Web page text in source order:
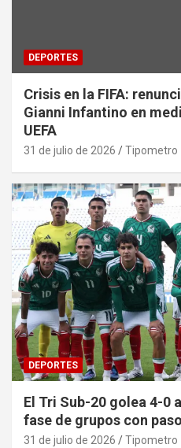
DEPORTES
Crisis en la FIFA:
Gianni Infantino en
UEFA
31 de julio de 2026 Tipometro
DEPORTES
El Tri Sub-20 golea 4-0
fase de grupos con
31 de julio de 2026 Tipometro